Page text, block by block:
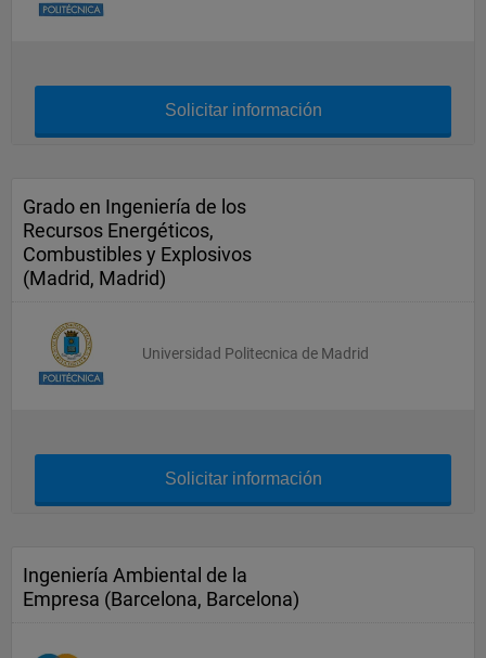
Solicitar información
Grado en Ingeniería de los
Recursos Energéticos,
Combustibles y Explosivos
(Madrid, Madrid)
Universidad Politecnica de Madrid
Solicitar información
Ingeniería Ambiental de la
Empresa (Barcelona, Barcelona)